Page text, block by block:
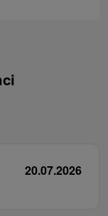
20.07.2026